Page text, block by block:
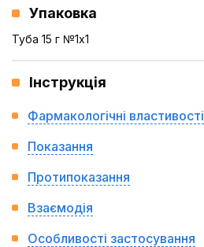
Упаковка
Туба 15 г №1x1
Інструкція
Фармакологічні властивості
Показання
Протипоказання
Взаємодія
Особливості застосування